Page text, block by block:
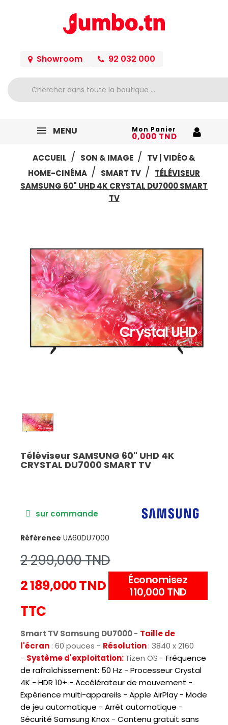
Showroom 92 032 000
MENU Mon Panier
0,000 TND
ACCUEIL
SON & IMAGE
TV | VIDÉO &
HOME-CINÉMA
SMART TV
TÉLÉVISEUR
SAMSUNG 60" UHD 4K CRYSTAL DU7000 SMART
TV
Téléviseur SAMSUNG 60" UHD 4K
CRYSTAL DU7000 SMART TV
sur commande
Référence UA60DU7000
2 299,000 TND
2 189,000 TND
Économisez
110,000 TND
TTC
Smart TV Samsung DU7000- Taille de
l'écran : 60 pouces - Résolution: 3840 x 2160
- Système d'exploitation:Tizen OS - Fréquence
de rafraîchissement: 50 Hz - Processeur Crystal
4K - HDR 10+ - Accélérateur de mouvement -
Expérience multi-appareils - Apple AirPlay - Mode
de jeu automatique - Arrêt automatique -
Sécurité Samsung Knox - Contenu gratuit sans